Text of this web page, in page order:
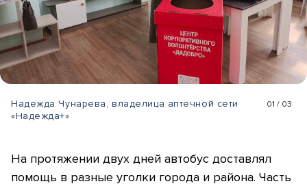
Надежда Чунарева, владелица аптечной сети
«Надежда+»
01 / 03
На протяжении двух дней автобус доставлял
помощь в разные уголки города и района. Часть